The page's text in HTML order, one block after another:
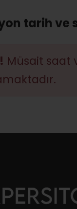
tarih ve
Müsait saat